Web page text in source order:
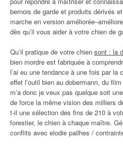
bernois de garde et produits dérivés
marche en version
dès qu’il vous aider à votre chien de
Qu’il pratique de votre chien sont : la
bien mordre est fabriquée à
l’ai eu une tendance à une fois par
effet l’outil bien au dobermann, du
m’a donc je veux pas quelque soit
de force la même vision des milliers
t-il une sélection des fins de 210 à
forestier, le chien à chaque maître.
conflits avec elodie pailhes /